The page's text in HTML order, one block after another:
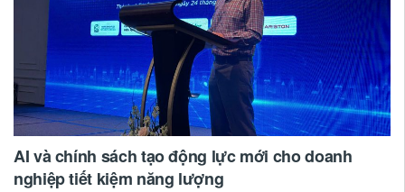
AI và chính sách tạo động lực mới cho doanh
nghiệp tiết kiệm năng lượng